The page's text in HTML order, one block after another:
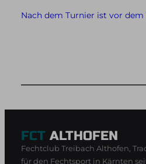
Nach dem Turnier ist vor dem
FCT ALTHOFEN
Fechtclub Treibach Althofen,
für den Fechtsport in Kärnten